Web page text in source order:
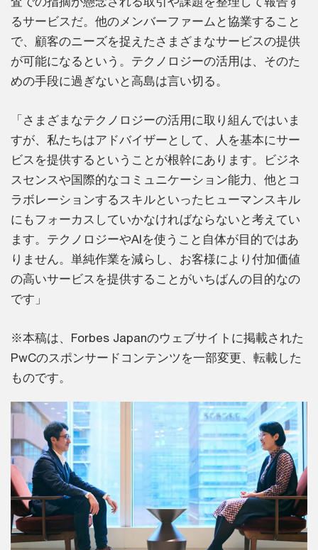
るサービスだ。他のメンバーファームと協業すること
で、顧客のニーズを捉えたさまざまなサービスの提供
が可能になるという。テクノロジーの活用は、そのた
めの手段に過ぎないと高島は言い切る。
「さまざまなテクノロジーの活用に取り組んではいま
すが、私たちはアドバイザーとして、人を基本にサー
ビスを提供するということが根幹にあります。ビジネ
スセンスや国際的なコミュニケーション能力、他とコ
ラボレーションするスキルといったヒューマンスキル
にもフォーカスしていかなければならないと考えてい
ます。テクノロジーやAIを使うこと自体が目的ではあ
りません。単純作業を減らし、お客様により付加価値
の高いサービスを提供することがいちばんの目的なの
です」
※本稿は、Forbes Japanのウェブサイトに掲載された
PwCのスポンサードコンテンツを一部変更、転載した
ものです。